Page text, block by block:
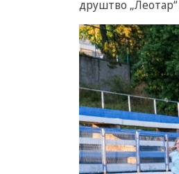
друштво „Леотар“